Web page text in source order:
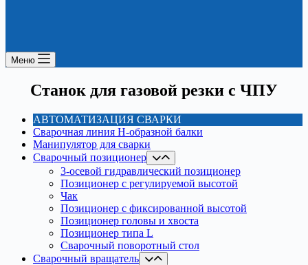
Меню
Станок для газовой резки с ЧПУ
АВТОМАТИЗАЦИЯ СВАРКИ
Сварочная линия H-образной балки
Манипулятор для сварки
Сварочный позиционер
3-осевой гидравлический позиционер
Позиционер с регулируемой высотой
Чак
Позиционер с фиксированной высотой
Позиционер головы и хвоста
Позиционер типа L
Сварочный поворотный стол
Сварочный вращатель